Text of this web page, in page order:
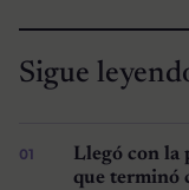
Sigue
Llegó con la
que terminó